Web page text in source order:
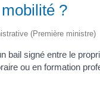
?
(Première ministre)
signé entre le
ou en formation